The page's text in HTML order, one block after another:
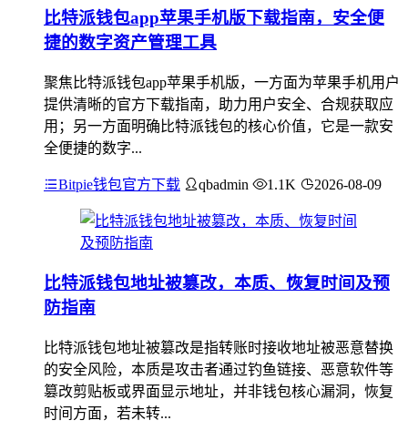
比特派钱包app苹果手机版下载指南，安全便
捷的数字资产管理工具
聚焦比特派钱包app苹果手机版，一方面为苹果手机用户
提供清晰的官方下载指南，助力用户安全、合规获取应
用；另一方面明确比特派钱包的核心价值，它是一款安
全便捷的数字...
Bitpie钱包官方下载 qbadmin 1.1K 2026-08-09
比特派钱包地址被篡改，本质、恢复时间及预
防指南
比特派钱包地址被篡改是指转账时接收地址被恶意替换
的安全风险，本质是攻击者通过钓鱼链接、恶意软件等
篡改剪贴板或界面显示地址，并非钱包核心漏洞，恢复
时间方面，若未转...